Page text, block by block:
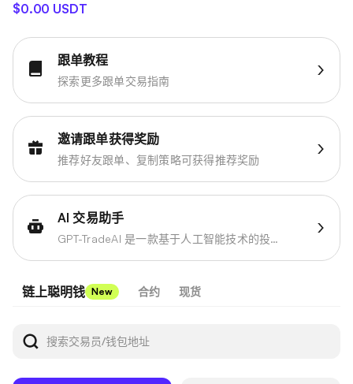
$0.00 USDT
跟单教程
探索更多跟单交易指南
邀请跟单获得奖励
推荐好友跟单、复制策略可获得推荐奖励
AI 交易助手
GPT-TradeAI 是一款基于人工智能技术的投资决策工具
链上聪明钱 New 合约 现货